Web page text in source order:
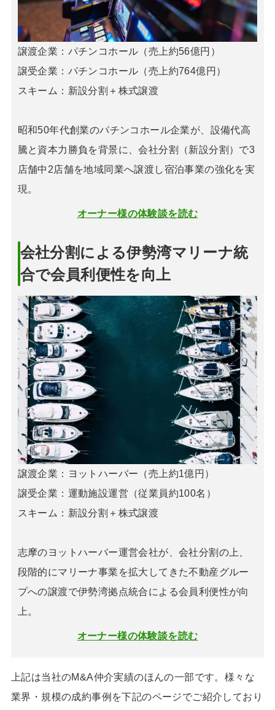
譲渡企業：パチンコホール（売上約56億円）
譲受企業：パチンコホール（売上約764億円）
スキーム：新設分割＋株式譲渡
昭和50年代創業のパチンコホール企業が、設備代高
騰と資本力勝負を背景に、会社分割（新設分割）で3
店舗中2店舗を地域同業へ譲渡し宿泊事業の強化を実
現。
オーナー様の体験談を読む
会社分割による伊勢湾マリーナ統
合で会員利便性を向上
譲渡企業：ヨットハーバー（売上約1億円）
譲受企業：運動施設運営（従業員約100名）
スキーム：新設分割＋株式譲渡
志摩のヨットハーバー運営会社が、会社分割の上、
段階的にマリーナ事業を拡大してきた不動産グルー
プへの譲渡で伊勢湾拠点統合による会員利便性が向
上。
オーナー様の体験談を読む
上記は当社のM&A仲介実績のほんの一部です。様々な
業界・規模の成約事例を下記のページでご紹介しており